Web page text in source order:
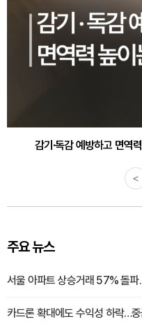
감기·독감 예방하고 면역
<
주요 뉴스
서울 아파트 상승거래 57% 돌
카드론 확대에도 수익성 하락…